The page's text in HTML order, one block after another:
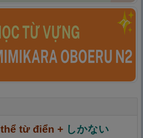
từ điển + しかない